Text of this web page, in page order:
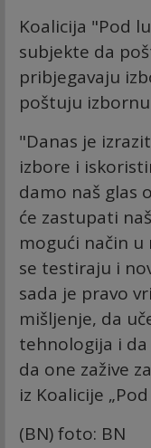
Koalicija "Pod
subjekte da
pribjegavaju
poštuju
"Danas je
izbore i
damo naš glas
će zastupati
mogući način
se testiraju i
sada je pravo
mišljenje, da
tehnologija i
da one zažive
iz Koalicije
(BN) foto: BN